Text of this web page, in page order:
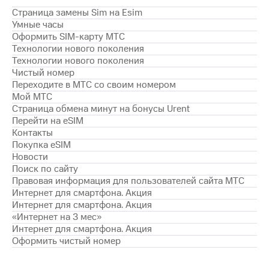
Акции
Домашний
интернет
Домашнее
ТВ
Спутниковое
ТВ
Домашний
телефон
Перейти
в МТС
со своим
номером
Поддержка
и подписки
МТС
Premium
Подписка
на гигабайты
интернета,
фильмы,
музыка
и многое
другое
Семейная
Скидка
на тарифы,
общие
подписки
и услуги,
доступ
к геолокации
Страница замены Sim на Esim
Умные часы
Оформить SIM-карту МТС
Технологии нового поколения
Технологии нового поколения
Чистый номер
Переходите в МТС со своим номером
Мой МТС
Страница обмена минут на бонусы Urent
Перейти на eSIM
Контакты
Покупка eSIM
Новости
Поиск по сайту
Правовая информация для пользователей сайта МТС
Интернет для смартфона. Акция
Интернет для смартфона. Акция
«Интернет на 3 мес»
Интернет для смартфона. Акция
Оформить чистый номер